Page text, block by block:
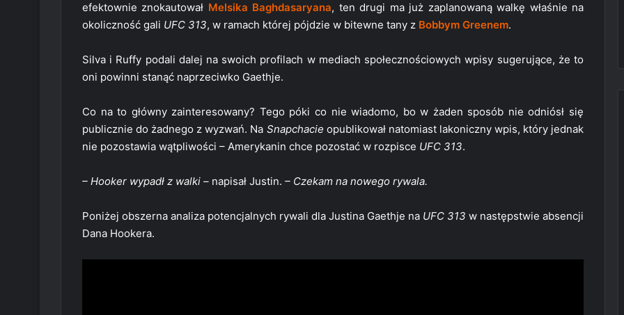
efektownie znokautował Melsika Baghdasaryana, ten drugi ma już zaplanowaną walkę właśnie na
okoliczność gali UFC 313, w ramach której pójdzie w bitewne tany z Bobbym Greenem.
Silva i Ruffy podali dalej na swoich profilach w mediach społecznościowych wpisy sugerujące, że to
oni powinni stanąć naprzeciwko Gaethje.
Co na to główny zainteresowany? Tego póki co nie wiadomo, bo w żaden sposób nie odniósł się
publicznie do żadnego z wyzwań. Na Snapchacie opublikował natomiast lakoniczny wpis, który jednak
nie pozostawia wątpliwości – Amerykanin chce pozostać w rozpisce UFC 313.
– Hooker wypadł z walki – napisał Justin. – Czekam na nowego rywala.
Poniżej obszerna analiza potencjalnych rywali dla Justina Gaethje na UFC 313 w następstwie absencji
Dana Hookera.